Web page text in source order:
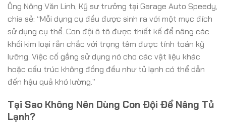
Ông Nông Văn Linh, Kỹ sư trưởng tại Garage Auto Speedy,
chia sẻ: “Mỗi dụng cụ đều được sinh ra với một mục đích
sử dụng cụ thể. Con đội ô tô được thiết kế để nâng các
khối kim loại rắn chắc với trọng tâm được tính toán kỹ
lưỡng. Việc cố gắng sử dụng nó cho các vật liệu khác
hoặc cấu trúc không đồng đều như tủ lạnh có thể dẫn
đến hậu quả khó lường.”
Tại Sao Không Nên Dùng Con Đội Để Nâng Tủ
Lạnh?